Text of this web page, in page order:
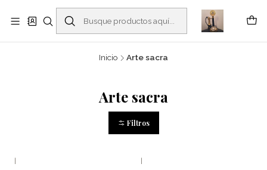
Buscantiguidades - Leilões. Colecionismo e antiguidades em Viana do
Castelo -
Leer más
Inicio Arte sacra
Arte sacra
Filtros
| |